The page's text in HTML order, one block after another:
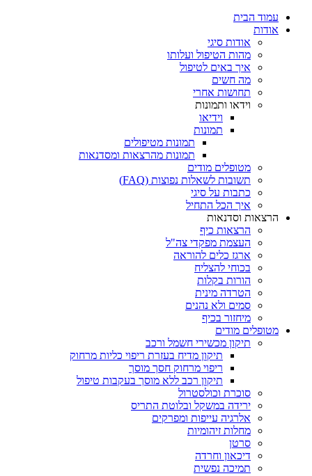
עמוד הבית
אודות
אודות סיגי
מהות הטיפול ועלותו
איך באים לטיפול
מה חשים
תחושות אחרי
וידאו ותמונות
וידיאו
תמונות
תמונות מטיפולים
תמונות מהרצאות ומסדנאות
מטופלים מודים
תשובות לשאלות נפוצות (FAQ)
כתבות על סיגי
איך הכל התחיל
הרצאות וסדנאות
הרצאות כיף
העצמת מפקדי צה"ל
ארגז כלים להוראה
בכוחי להצליח
הורות בקלות
הטרדה מינית
סמים ולא נהנים
מיחזור בכיף
מטופלים מודים
תיקון מכשירי חשמל ורכב
תיקון מדיח בעזרת ריפוי כליות מרחוק
ריפוי מרחוק חסך מוסך
תיקון רכב ללא מוסך בעקבות טיפול
סוכרת וכולסטרול
ירידה במשקל ובלוטת התריס
אלרגיה עייפות ומפרקים
מחלות זיהומיות
סרטן
דיכאון וחרדה
תמיכה נפשית